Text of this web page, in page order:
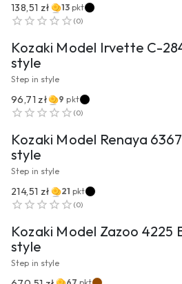
138,51 zł 13 pkt
(0)
PRZEJDŹ DO
Kozaki Model Irvette C-
style
Step in style
96,71 zł 9 pkt
(0)
Kozaki Model Renaya
style
Step in style
214,51 zł 21 pkt
(0)
PRZEJDŹ DO
Kozaki Model Zazoo 4225
style
Step in style